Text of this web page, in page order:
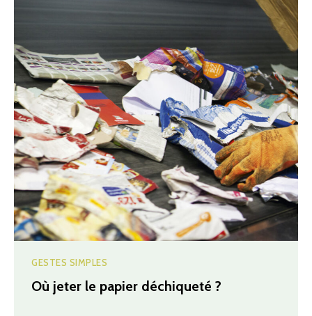
GESTES SIMPLES
Où jeter le papier déchiqueté ?